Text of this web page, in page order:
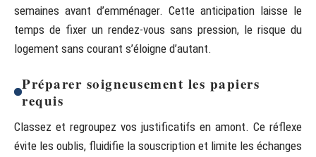
semaines avant d’emménager. Cette anticipation laisse le
temps de fixer un rendez-vous sans pression, le risque du
logement sans courant s’éloigne d’autant.
Préparer soigneusement les papiers
requis
Classez et regroupez vos justificatifs en amont. Ce réflexe
évite les oublis, fluidifie la souscription et limite les échanges